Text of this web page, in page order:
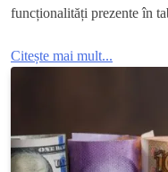
funcționalități prezente în
Citește mai mult...